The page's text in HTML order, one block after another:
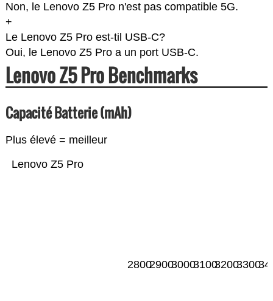
Non, le Lenovo Z5 Pro n'est pas compatible 5G.
+
Le Lenovo Z5 Pro est-til USB-C?
Oui, le Lenovo Z5 Pro a un port USB-C.
Lenovo Z5 Pro Benchmarks
Capacité Batterie (mAh)
Plus élevé = meilleur
Lenovo Z5 Pro
280029003000310032003300